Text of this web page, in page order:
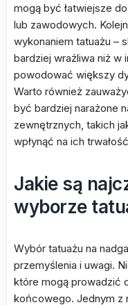
mogą być łatwiejsze
lub zawodowych.
wykonaniem tatuażu –
bardziej wrażliwa niż w
powodować większy
Warto również
być bardziej narażone
zewnętrznych, takich
wpłynąć na ich
Jakie są
wyborze
Wybór tatuażu na
przemyślenia i uwagi.
które mogą prowadzić
końcowego. Jednym z